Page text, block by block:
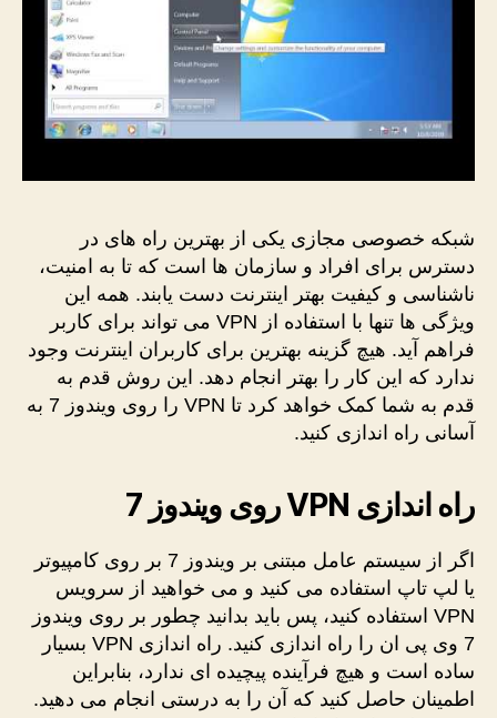
شبکه خصوصی مجازی یکی از بهترین راه های در
دسترس برای افراد و سازمان ها است که تا به امنیت،
ناشناسی و کیفیت بهتر اینترنت دست یابند. همه این
ویژگی ها تنها با استفاده از VPN می تواند برای کاربر
فراهم آید. هیچ گزینه بهترین برای کاربران اینترنت وجود
ندارد که این کار را بهتر انجام دهد. این روش قدم به
قدم به شما کمک خواهد کرد تا VPN را روی ویندوز 7 به
آسانی راه اندازی کنید.
راه اندازی VPNروی ویندوز 7
اگر از سیستم عامل مبتنی بر ویندوز 7 بر روی کامپیوتر
یا لپ تاپ استفاده می کنید و می خواهید از سرویس
VPN استفاده کنید، پس باید بدانید چطور بر روی ویندوز
7 وی پی ان را راه اندازی کنید. راه اندازی VPN بسیار
ساده است و هیچ فرآینده پیچیده ای ندارد، بنابراین
اطمینان حاصل کنید که آن را به درستی انجام می دهید.